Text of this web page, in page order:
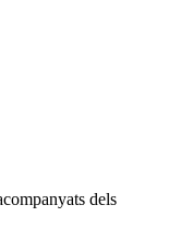
dels